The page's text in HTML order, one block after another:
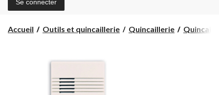
Se connecter
Accueil Outils et quincaillerie Quincaillerie